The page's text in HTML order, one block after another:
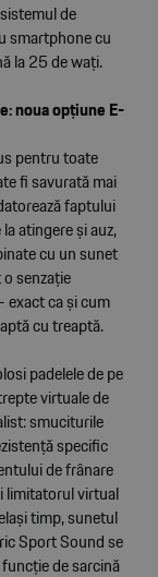
de
smartphone cu
la 25 de wați.
noua opțiune E-
pentru toate
fi savurată mai
faptului
atingere și auz,
cu un sunet
senzație
exact ca și cum
cu treaptă.
padelele de pe
virtuale de
smuciturile
specific
de frânare
limitatorul virtual
timp, sunetul
Sport Sound se
de sarcină